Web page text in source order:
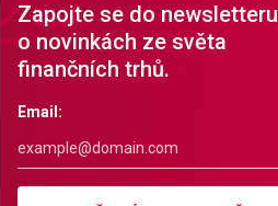
Zapojte se do newsletteru
o novinkách ze světa
finančních trhů.
Email: